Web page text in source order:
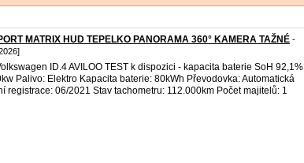
MATRIX HUD TEPELKO PANORAMA 360° KAMERA TAŽNÉ -
ID.4 AVILOO TEST k dispozici - kapacita baterie SoH 92,1%
Palivo: Elektro Kapacita baterie: 80kWh Převodovka: Automatická
registrace: 06/2021 Stav tachometru: 112.000km Počet majitelů: 1